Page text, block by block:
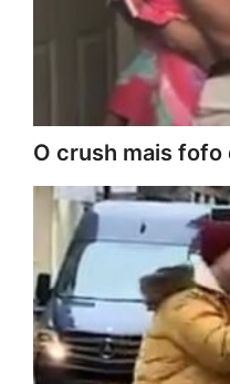
O crush mais fofo